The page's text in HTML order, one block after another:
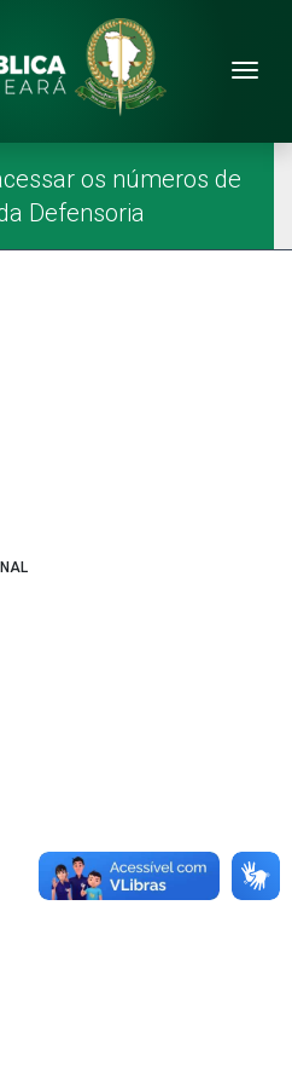
os números de
Defensoria